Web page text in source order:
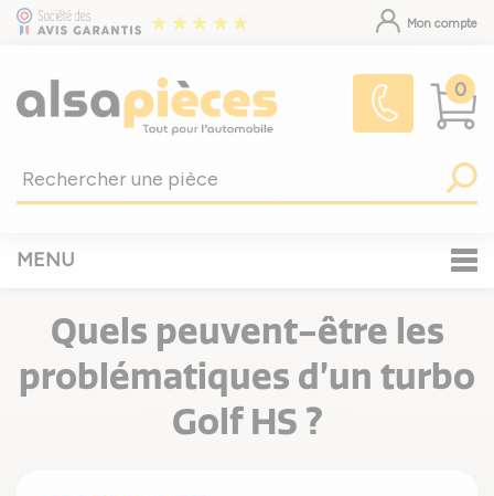
Mon compte
0
MENU
Quels peuvent-être les
problématiques d’un turbo
Golf HS ?